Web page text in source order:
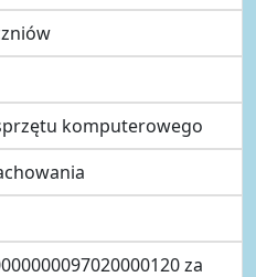
komputerowego
za